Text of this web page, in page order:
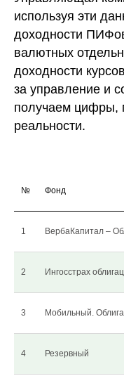
используя эти
доходности
валютных
доходности
за управление и
получаем цифры,
реальности.
№ Фонд
1 ВербаКапитал –
2 Ингосстрах
3 Мобильный.
4 Резервный